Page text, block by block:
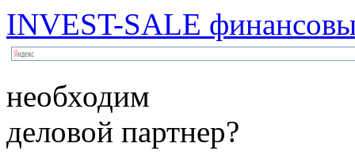
INVEST-SALE
необходим
деловой партнер?